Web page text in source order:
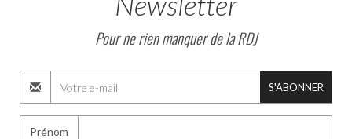
Pour ne rien manquer de la RDJ
S'ABONNER
Prénom